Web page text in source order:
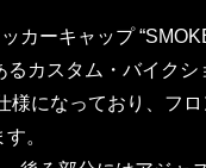
ーキャップ “SMOKE
カスタム・バイク
になっており、フ
。